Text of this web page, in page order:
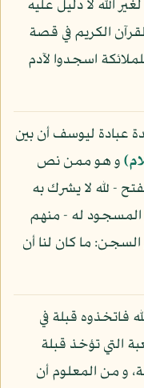
الله لا دليل عليه
الكريم في قصة
اسجدوا لآدم
عبادة ليوسف أن بين
و هو ممن نص
- لله لا يشرك به
له - منهم
ما كان لنا أن
فاتخذوه قبلة في
التي تؤخذ قبلة
و من المعلوم أن